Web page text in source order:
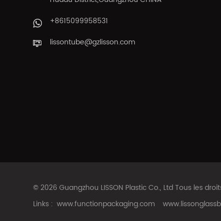
+8615099958531
lissontube@gzlisson.com
© 2026 Guangzhou LISSON Plastic Co., Ltd Tous les
Links : www.functionpackaging.com